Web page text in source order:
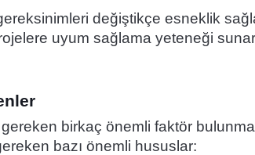
değiştikçe esneklik
uyum sağlama yeteneği
birkaç önemli faktör
bazı önemli hususlar: